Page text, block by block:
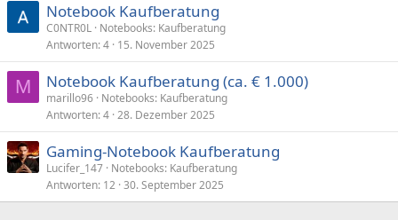
Notebook Kaufberatung
C0NTR0L Notebooks: Kaufberatung
Antworten 4 15. November 2025
M Notebook Kaufberatung (ca. € 1.000)
marillo96 Notebooks: Kaufberatung
Antworten 4 28. Dezember 2025
Gaming-Notebook Kaufberatung
Lucifer_147 Notebooks: Kaufberatung
Antworten 12 30. September 2025